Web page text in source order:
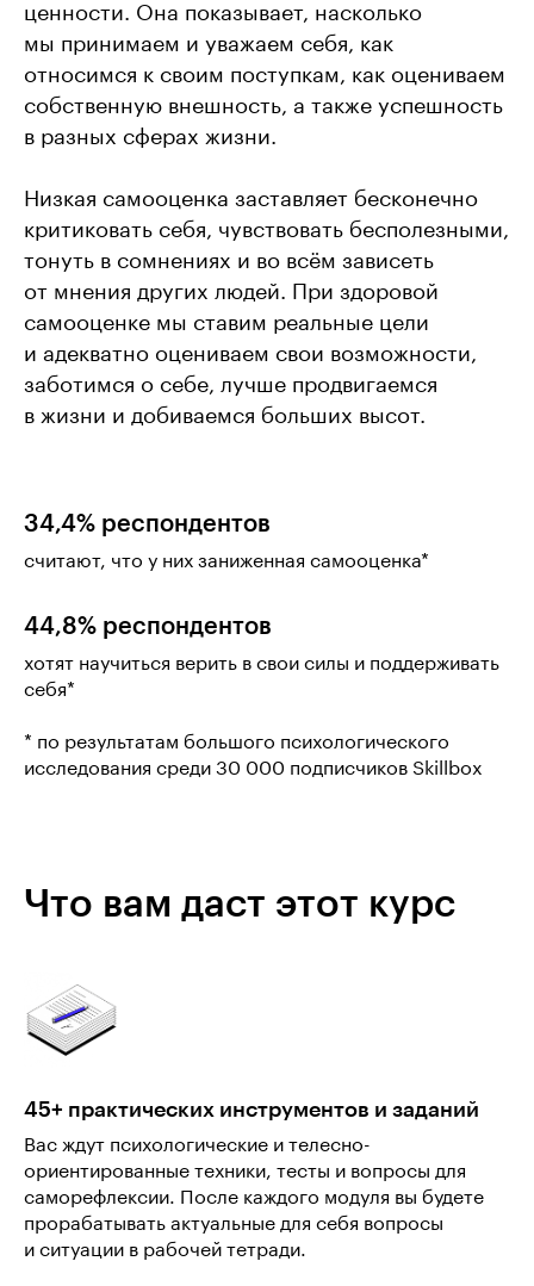
ценности. Она показывает, насколько
мы принимаем и уважаем себя, как
относимся к своим поступкам, как оцениваем
собственную внешность, а также успешность
в разных сферах жизни.
Низкая самооценка заставляет бесконечно
критиковать себя, чувствовать бесполезными,
тонуть в сомнениях и во всём зависеть
от мнения других людей. При здоровой
самооценке мы ставим реальные цели
и адекватно оцениваем свои возможности,
заботимся о себе, лучше продвигаемся
в жизни и добиваемся больших высот.
34,4% респондентов
считают, что у них заниженная самооценка*
44,8% респондентов
хотят научиться верить в свои силы и поддерживать
себя*
* по результатам большого психологического
исследования среди 30 000 подписчиков Skillbox
Что вам даст этот курс
45+ практических инструментов и заданий
Вас ждут психологические и телесно-
ориентированные техники, тесты и вопросы для
саморефлексии. После каждого модуля вы будете
прорабатывать актуальные для себя вопросы
и ситуации в рабочей тетради.